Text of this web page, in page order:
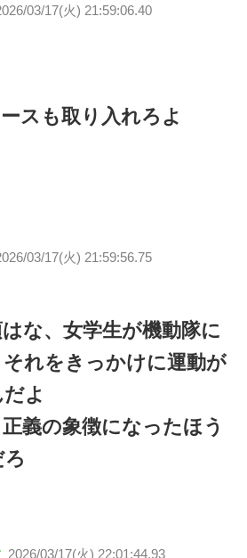
03/17(火) 21:59:06.40
スも取り入れろよ
03/17(火) 21:59:56.75
な、女学生が機動隊に
れをきっかけに運動が
よ
義の象徴になったほう
2026/03/17(火) 22:01:44.93